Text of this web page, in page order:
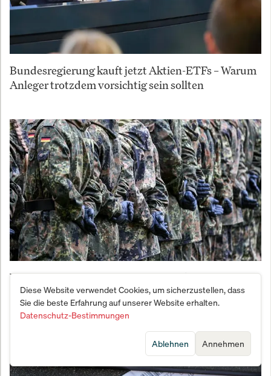
Bundesregierung kauft jetzt Aktien-ETFs – Warum
Anleger trotzdem vorsichtig sein sollten
Vernichtungsschlag gegen den Fachkräftemangel:
Bundeswehr meldet Bewerber-Beben
Diese Website verwendet Cookies, um sicherzustellen, dass
Sie die beste Erfahrung auf unserer Website erhalten.
Datenschutz-Bestimmungen
Annehmen
Ablehnen